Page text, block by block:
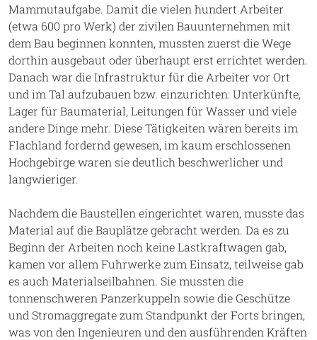
Mammutaufgabe. Damit die vielen hundert Arbeiter
(etwa 600 pro Werk) der zivilen Bauunternehmen mit
dem Bau beginnen konnten, mussten zuerst die Wege
dorthin ausgebaut oder überhaupt erst errichtet werden.
Danach war die Infrastruktur für die Arbeiter vor Ort
und im Tal aufzubauen bzw. einzurichten: Unterkünfte,
Lager für Baumaterial, Leitungen für Wasser und viele
andere Dinge mehr. Diese Tätigkeiten wären bereits im
Flachland fordernd gewesen, im kaum erschlossenen
Hochgebirge waren sie deutlich beschwerlicher und
langwieriger.
Nachdem die Baustellen eingerichtet waren, musste das
Material auf die Bauplätze gebracht werden. Da es zu
Beginn der Arbeiten noch keine Lastkraftwagen gab,
kamen vor allem Fuhrwerke zum Einsatz, teilweise gab
es auch Materialseilbahnen. Sie mussten die
tonnenschweren Panzerkuppeln sowie die Geschütze
und Stromaggregate zum Standpunkt der Forts bringen,
was von den Ingenieuren und den ausführenden Kräften